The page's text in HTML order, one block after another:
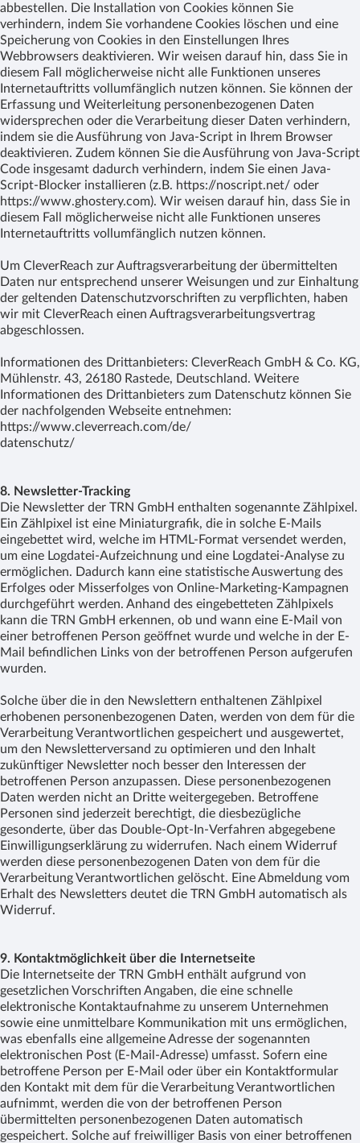
abbestellen. Die Installation von Cookies können Sie
verhindern, indem Sie vorhandene Cookies löschen und eine
Speicherung von Cookies in den Einstellungen Ihres
Webbrowsers deaktivieren. Wir weisen darauf hin, dass Sie in
diesem Fall möglicherweise nicht alle Funktionen unseres
Internetauftritts vollumfänglich nutzen können. Sie können der
Erfassung und Weiterleitung personenbezogenen Daten
widersprechen oder die Verarbeitung dieser Daten verhindern,
indem sie die Ausführung von Java-Script in Ihrem Browser
deaktivieren. Zudem können Sie die Ausführung von Java-Script
Code insgesamt dadurch verhindern, indem Sie einen Java-
Script-Blocker installieren (z.B. https://noscript.net/ oder
https://www.ghostery.com). Wir weisen darauf hin, dass Sie in
diesem Fall möglicherweise nicht alle Funktionen unseres
Internetauftritts vollumfänglich nutzen können.
Um CleverReach zur Auftragsverarbeitung der übermittelten
Daten nur entsprechend unserer Weisungen und zur Einhaltung
der geltenden Datenschutzvorschriften zu verpflichten, haben
wir mit CleverReach einen Auftragsverarbeitungsvertrag
abgeschlossen.
Informationen des Drittanbieters: CleverReach GmbH & Co. KG,
Mühlenstr. 43, 26180 Rastede, Deutschland. Weitere
Informationen des Drittanbieters zum Datenschutz können Sie
der nachfolgenden Webseite entnehmen:
https://www.cleverreach.com/de/
datenschutz/
8. Newsletter-Tracking
Die Newsletter der TRN GmbH enthalten sogenannte Zählpixel.
Ein Zählpixel ist eine Miniaturgrafik, die in solche E-Mails
eingebettet wird, welche im HTML-Format versendet werden,
um eine Logdatei-Aufzeichnung und eine Logdatei-Analyse zu
ermöglichen. Dadurch kann eine statistische Auswertung des
Erfolges oder Misserfolges von Online-Marketing-Kampagnen
durchgeführt werden. Anhand des eingebetteten Zählpixels
kann die TRN GmbH erkennen, ob und wann eine E-Mail von
einer betroffenen Person geöffnet wurde und welche in der E-
Mail befindlichen Links von der betroffenen Person aufgerufen
wurden.
Solche über die in den Newslettern enthaltenen Zählpixel
erhobenen personenbezogenen Daten, werden von dem für die
Verarbeitung Verantwortlichen gespeichert und ausgewertet,
um den Newsletterversand zu optimieren und den Inhalt
zukünftiger Newsletter noch besser den Interessen der
betroffenen Person anzupassen. Diese personenbezogenen
Daten werden nicht an Dritte weitergegeben. Betroffene
Personen sind jederzeit berechtigt, die diesbezügliche
gesonderte, über das Double-Opt-In-Verfahren abgegebene
Einwilligungserklärung zu widerrufen. Nach einem Widerruf
werden diese personenbezogenen Daten von dem für die
Verarbeitung Verantwortlichen gelöscht. Eine Abmeldung vom
Erhalt des Newsletters deutet die TRN GmbH automatisch als
Widerruf.
9. Kontaktmöglichkeit über die Internetseite
Die Internetseite der TRN GmbH enthält aufgrund von
gesetzlichen Vorschriften Angaben, die eine schnelle
elektronische Kontaktaufnahme zu unserem Unternehmen
sowie eine unmittelbare Kommunikation mit uns ermöglichen,
was ebenfalls eine allgemeine Adresse der sogenannten
elektronischen Post (E-Mail-Adresse) umfasst. Sofern eine
betroffene Person per E-Mail oder über ein Kontaktformular
den Kontakt mit dem für die Verarbeitung Verantwortlichen
aufnimmt, werden die von der betroffenen Person
übermittelten personenbezogenen Daten automatisch
gespeichert. Solche auf freiwilliger Basis von einer betroffenen